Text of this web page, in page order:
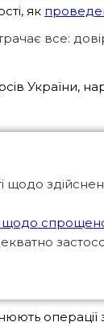
як
все:
України,
щодо
операції